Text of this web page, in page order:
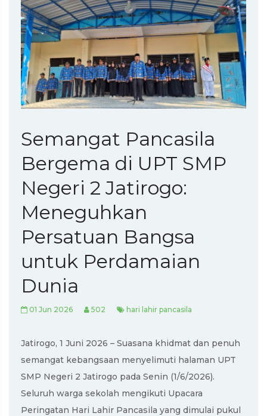
Semangat Pancasila
Bergema di UPT SMP
Negeri 2 Jatirogo:
Meneguhkan
Persatuan Bangsa
untuk Perdamaian
Dunia
01 Jun 2026 502 hari lahir pancasila
Jatirogo, 1 Juni 2026 – Suasana khidmat dan penuh
semangat kebangsaan menyelimuti halaman UPT
SMP Negeri 2 Jatirogo pada Senin (1/6/2026).
Seluruh warga sekolah mengikuti Upacara
Peringatan Hari Lahir Pancasila yang dimulai pukul